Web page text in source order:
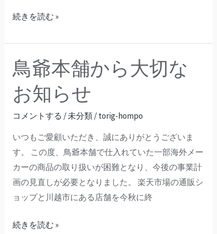
ら
せ！
続きを読む »
鳥爺本舗から大切な
お知らせ
コメントする /未分類/torig-hompo
いつもご愛顧いただき、誠にありがとうございま
す。 この度、鳥爺本舗で仕入れていた一部海外メー
カーの商品の取り扱いが困難となり、今後の事業計
画の見直しが必要となりました。 楽天市場の通販シ
ョップと川越市にある店舗を今秋に終
鳥
爺
本
か
ら
大
切
な
お
ら
続きを読む »